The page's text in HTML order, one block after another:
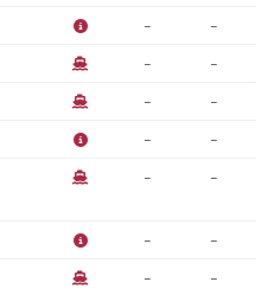
– –
– –
– –
– –
– –
– –
– –